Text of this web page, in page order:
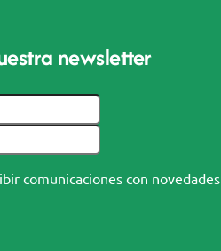
newsletter
comunicaciones con